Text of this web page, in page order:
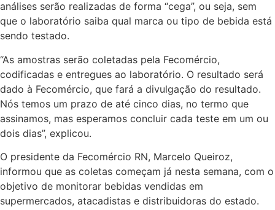
análises serão realizadas de forma “cega”, ou seja, sem
que o laboratório saiba qual marca ou tipo de bebida está
sendo testado.
“As amostras serão coletadas pela Fecomércio,
codificadas e entregues ao laboratório. O resultado será
dado à Fecomércio, que fará a divulgação do resultado.
Nós temos um prazo de até cinco dias, no termo que
assinamos, mas esperamos concluir cada teste em um ou
dois dias”, explicou.
O presidente da Fecomércio RN, Marcelo Queiroz,
informou que as coletas começam já nesta semana, com o
objetivo de monitorar bebidas vendidas em
supermercados, atacadistas e distribuidoras do estado.